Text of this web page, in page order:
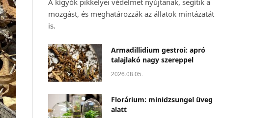
A kígyók pikkelyei védelmet nyújtanak, segítik a
mozgást, és meghatározzák az állatok mintázatát
is.
Armadillidium gestroi: apró
talajlakó nagy szereppel
2026.08.05.
Florárium: minidzsungel üveg
alatt